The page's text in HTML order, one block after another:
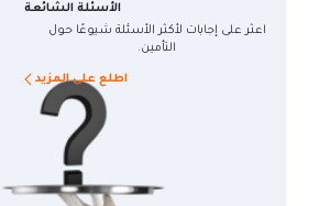
الأسئلة الشائعة
اعثر على إجابات لأكثر الأسئلة شيوعًا حول
التأمين.
اطلع على المزيد